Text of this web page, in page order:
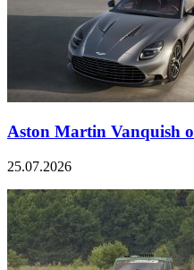
Aston Martin Vanquish
25.07.2026